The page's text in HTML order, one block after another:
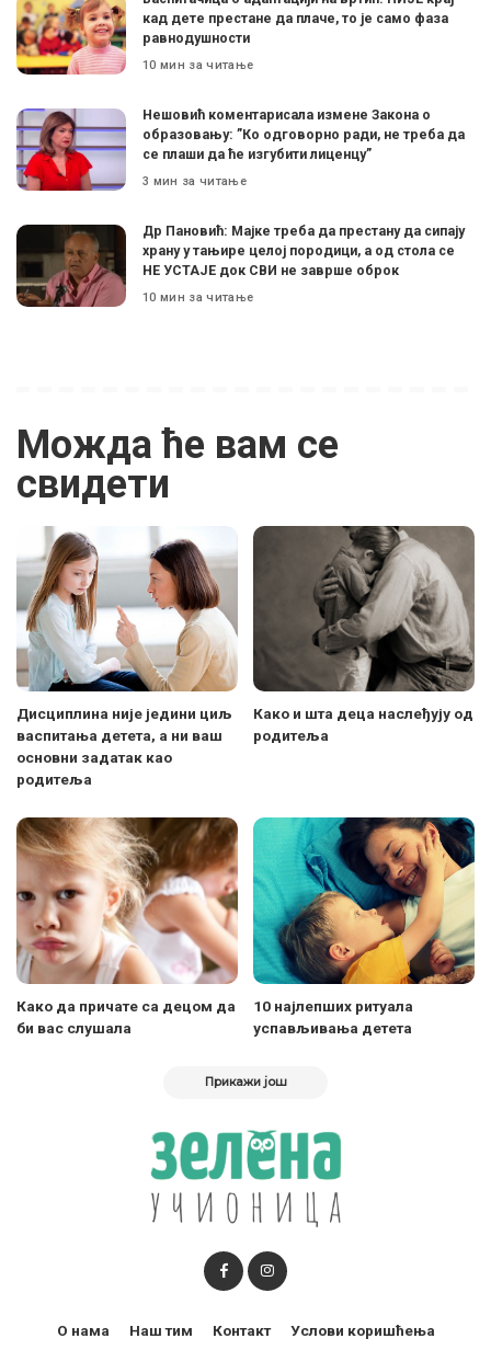
кад дете престане да плаче, то је само фаза
равнодушности
10 мин за читање
Нешовић коментарисала измене Закона о
образовању: ”Ко одговорно ради, не треба да
се плаши да ће изгубити лиценцу”
3 мин за читање
Др Пановић: Мајке треба да престану да сипају
храну у тањире целој породици, а од стола се
НЕ УСТАЈЕ док СВИ не заврше оброк
10 мин за читање
Можда ће вам се
свидети
Дисциплина није једини циљ
васпитања детета, а ни ваш
основни задатак као
родитеља
Како и шта деца наслеђују од
родитеља
Како да причате са децом да
би вас слушала
10 најлепших ритуала
успављивања детета
Прикажи још
О нама Наш тим Контакт Услови коришћења